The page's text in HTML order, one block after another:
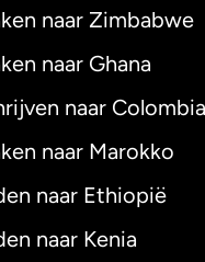
naar Zimbabwe
naar Ghana
naar Colombia
naar Marokko
naar Ethiopië
naar Kenia